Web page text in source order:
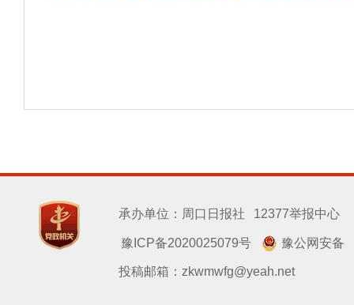
承办单位：周口日报社 12377举报中心
豫ICP备2020025079号 豫公网安备
投稿邮箱：zkwmwfg@yeah.net